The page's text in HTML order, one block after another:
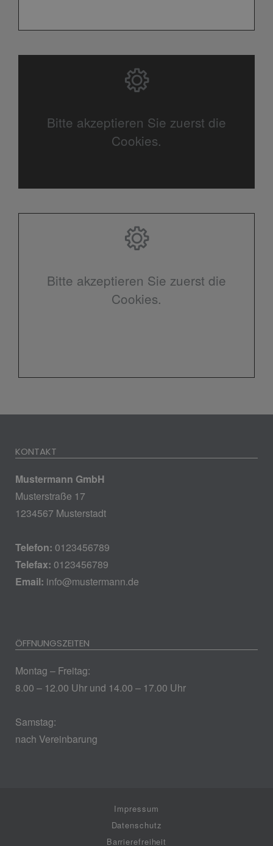
Bitte akzeptieren Sie zuerst die
Cookies.
Bitte akzeptieren Sie zuerst die
Cookies.
KONTAKT
Mustermann GmbH
Musterstraße 17
1234567 Musterstadt
Telefon: 0123456789
Telefax: 0123456789
Email: info@mustermann.de
ÖFFNUNGSZEITEN
Montag – Freitag:
8.00 – 12.00 Uhr und 14.00 – 17.00 Uhr
Samstag:
nach Vereinbarung
Impressum
Datenschutz
Barrierefreiheit